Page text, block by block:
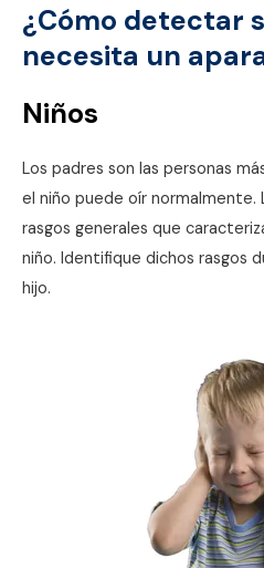
¿Cómo detectar
necesita un
Niños
Los padres son las personas
el niño puede oír normalmente.
rasgos generales que
niño. Identifique dichos rasgos
hijo.